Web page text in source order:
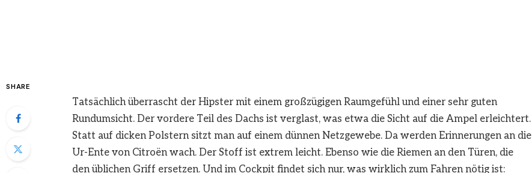
SHARE
Tatsächlich überrascht der Hipster mit einem großzügigen Raumgefühl und einer sehr guten
Rundumsicht. Der vordere Teil des Dachs ist verglast, was etwa die Sicht auf die Ampel erleichtert.
Statt auf dicken Polstern sitzt man auf einem dünnen Netzgewebe. Da werden Erinnerungen an die
Ur-Ente von Citroën wach. Der Stoff ist extrem leicht. Ebenso wie die Riemen an den Türen, die
den üblichen Griff ersetzen. Und im Cockpit findet sich nur, was wirklich zum Fahren nötig ist: